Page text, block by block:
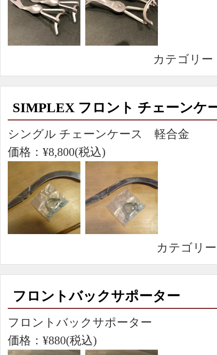
カテゴリー
SIMPLEX フロント チェーンケ
シングル チェーンケース 軽合金
価格：¥8,800(税込)
カテゴリ
フロントバックサポーター
フロントバックサポーター
価格：¥880(税込)